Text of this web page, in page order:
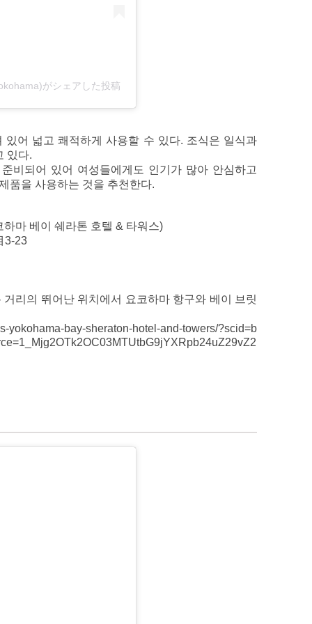
がシェアした投稿
어 넓고 쾌적하게 사용할 수 있다. 조식은 일식과
있다.
비되어 있어 여성들에게도 인기가 많아 안심하고
품을 사용하는 것을 추천한다.
마 베이 쉐라톤 호텔 & 타워스)
3-23
리의 뛰어난 위치에서 요코하마 항구와 베이 브릿
yokohama-bay-sheraton-hotel-and-towers/?scid=b